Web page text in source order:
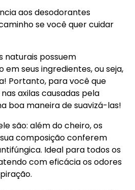
aos desodorantes
se você quer cuidar
naturais possuem
seus ingredientes, ou seja,
Portanto, para você que
axilas causadas pela
boa maneira de suavizá-las!
são: além do cheiro, os
composição conferem
Ideal para todos os
com eficácia os odores